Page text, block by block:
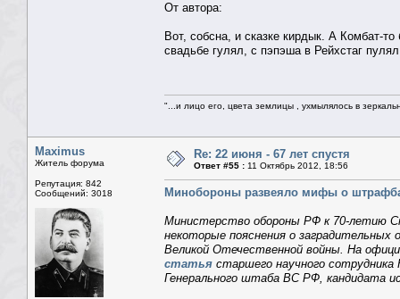
От автора:
Вот, собсна, и сказке кирдык. А Комбат-
свадьбе гулял, с пэпэша в Рейхстаг
"...и лицо его, цвета землицы , ухмылялось в
Maximus
Житель форума
Репутация: 842
Сообщений: 3018
Re: 22 июня - 67 лет спустя
Ответ #55 : 11 Октябрь 2012, 18:56
Минобороны развеяло мифы о
Министерство обороны РФ к 70-летию
некоторые пояснения о
Великой Отечественной войны. На
статья старшего научного
Генерального штаба ВС РФ, кандидата